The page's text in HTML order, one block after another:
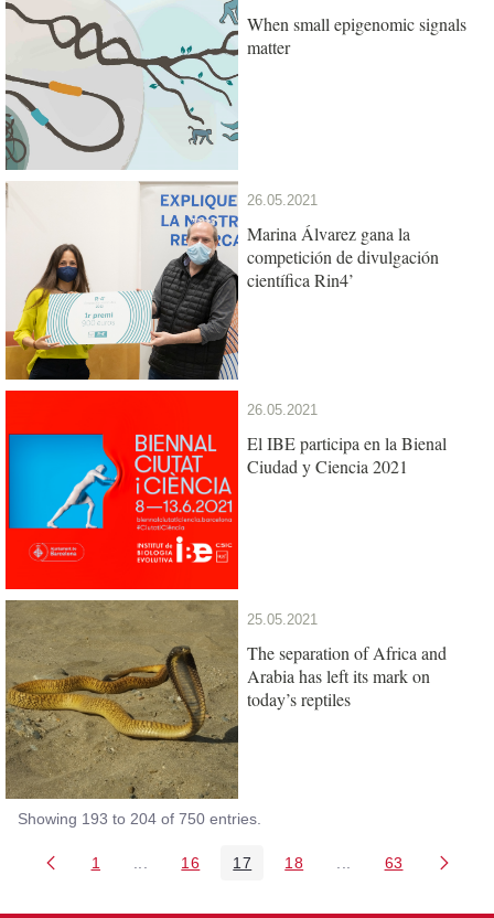
When small epigenomic signals
matter
26.05.2021
Marina Álvarez gana la
competición de divulgación
científica Rin4’
26.05.2021
El IBE participa en la Bienal
Ciudad y Ciencia 2021
25.05.2021
The separation of Africa and
Arabia has left its mark on
today’s reptiles
Showing 193 to 204 of 750 entries.
Page
1 Intermediate Pages Use TAB to navigate.
Page
16 Page
17 Page
18 Intermediate Pages
Page
63